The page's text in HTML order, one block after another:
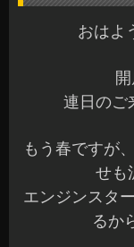
おはよ
連日のご
もう春ですが
せも
エンジンスタ
るか